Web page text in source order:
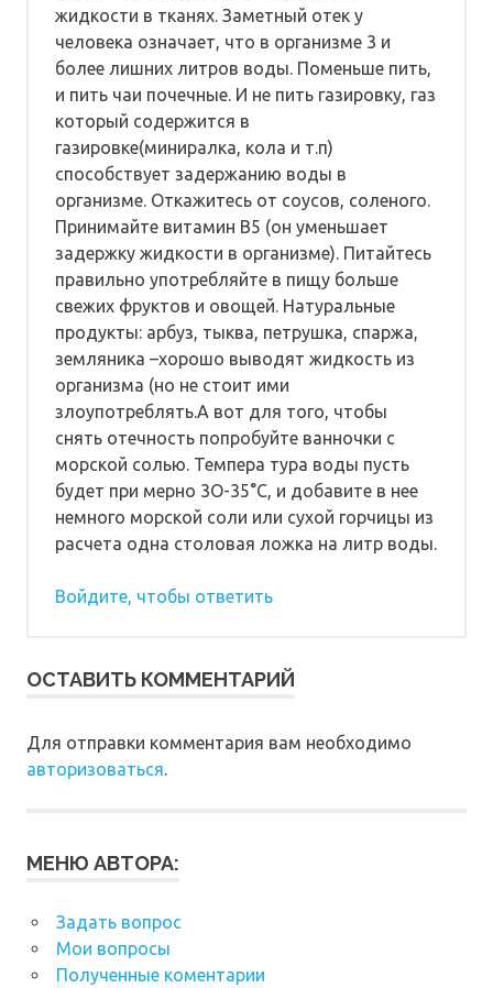
жидкости в тканях. Заметный отек у
человека означает, что в организме 3 и
более лишних литров воды. Поменьше пить,
и пить чаи почечные. И не пить газировку, газ
который содержится в
газировке(миниралка, кола и т.п)
способствует задержанию воды в
организме. Откажитесь от соусов, соленого.
Принимайте витамин В5 (он уменьшает
задержку жидкости в организме). Питайтесь
правильно употребляйте в пищу больше
свежих фруктов и овощей. Натуральные
продукты: арбуз, тыква, петрушка, спаржа,
земляника –хорошо выводят жидкость из
организма (но не стоит ими
злоупотреблять.А вот для того, чтобы
снять отечность попробуйте ванночки с
морской солью. Темпера тура воды пусть
будет при мерно 3О-35°С, и добавите в нее
немного морской соли или сухой горчицы из
расчета одна столовая ложка на литр воды.
Войдите, чтобы ответить
ОСТАВИТЬ КОММЕНТАРИЙ
Для отправки комментария вам необходимо
авторизоваться.
МЕНЮ АВТОРА:
Задать вопрос
Мои вопросы
Полученные коментарии